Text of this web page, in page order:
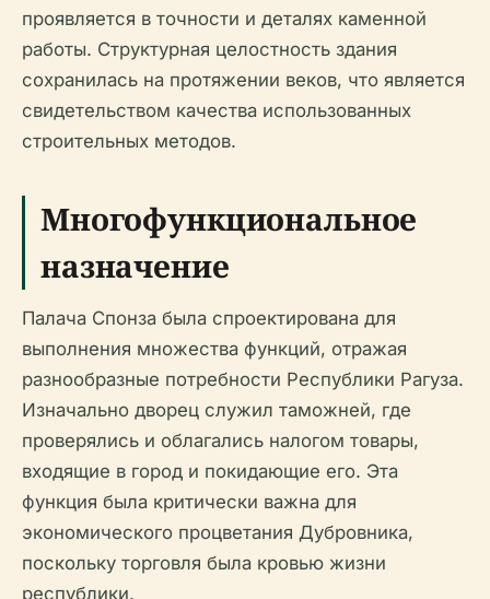
проявляется в точности и деталях каменной
работы. Структурная целостность здания
сохранилась на протяжении веков, что является
свидетельством качества использованных
строительных методов.
Многофункциональное
назначение
Палача Спонза была спроектирована для
выполнения множества функций, отражая
разнообразные потребности Республики Рагуза.
Изначально дворец служил таможней, где
проверялись и облагались налогом товары,
входящие в город и покидающие его. Эта
функция была критически важна для
экономического процветания Дубровника,
поскольку торговля была кровью жизни
республики.